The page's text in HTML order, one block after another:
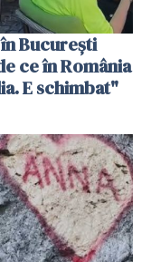
București
ce în România
E schimbat"